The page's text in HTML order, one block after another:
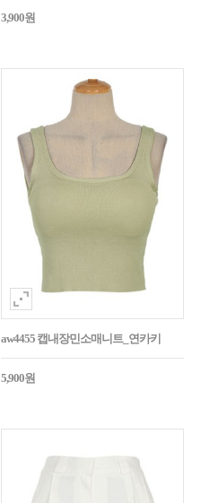
3,900원
aw4455 캡내장민소매니트_연카키
5,900원